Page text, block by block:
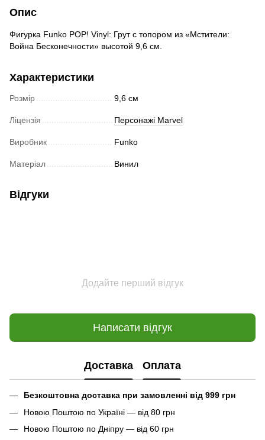
Опис
Фигурка Funko POP! Vinyl: Грут с топором из «Мстители:
Война Бесконечности» высотой 9,6 см.
Характеристики
Розмір 9,6 см
Ліцензія Персонажі Marvel
Виробник Funko
Матеріал Винил
Відгуки
Додайте перший відгук
Написати відгук
Доставка Оплата
Безкоштовна доставка при замовленні від 999 грн
Новою Поштою по Україні — від 80 грн
Новою Поштою по Дніпру — від 60 грн